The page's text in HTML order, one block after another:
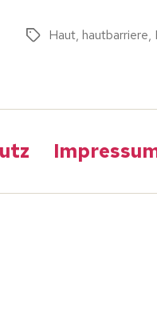
Schlagwörter
Haut, hautbarriere,